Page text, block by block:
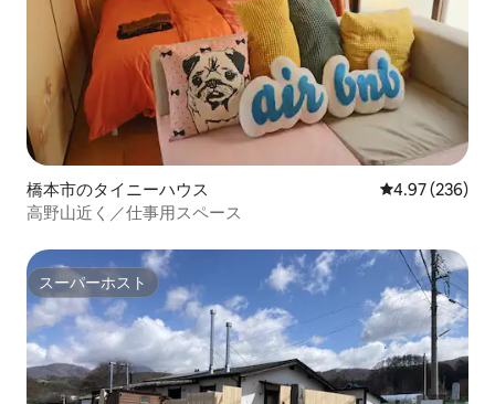
橋本市のタイニーハウス レビュー236
4.97 (236)
高野山近く／仕事用スペース
スーパーホスト
スーパーホスト